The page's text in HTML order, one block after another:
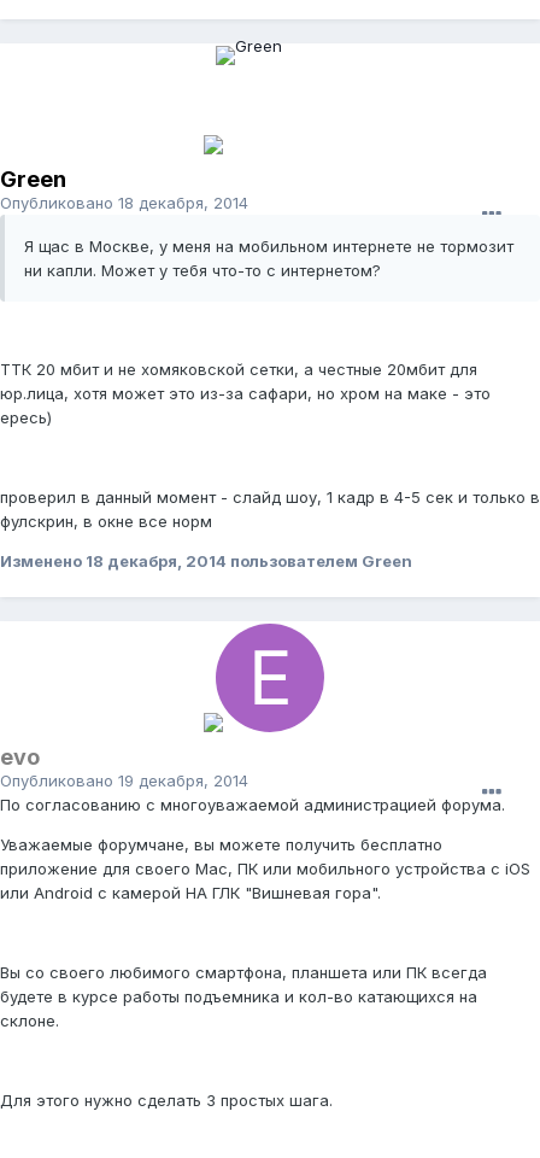
Green
Опубликовано 18 декабря, 2014
Я щас в Москве, у меня на мобильном интернете не тормозит
ни капли. Может у тебя что-то с интернетом?
ТТК 20 мбит и не хомяковской сетки, а честные 20мбит для
юр.лица, хотя может это из-за сафари, но хром на маке - это
ересь)
проверил в данный момент - слайд шоу, 1 кадр в 4-5 сек и только в
фулскрин, в окне все норм
Изменено 18 декабря, 2014 пользователем Green
evo
Опубликовано 19 декабря, 2014
По согласованию с многоуважаемой администрацией форума.
Уважаемые форумчане, вы можете получить бесплатно
приложение для своего Mac, ПК или мобильного устройства с iOS
или Android с камерой НА ГЛК "Вишневая гора".
Вы со своего любимого смартфона, планшета или ПК всегда
будете в курсе работы подъемника и кол-во катающихся на
склоне.
Для этого нужно сделать 3 простых шага.